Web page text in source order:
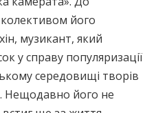
його
музикант, який
у справу популяризації
середовищі творів
Нещодавно його не